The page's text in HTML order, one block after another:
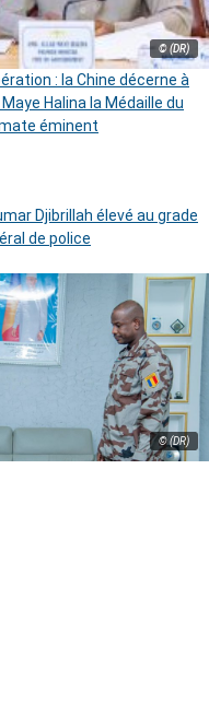
© (DR)
: la Chine décerne à
Halina la Médaille du
éminent
Djibrillah élevé au grade
de police
© (DR)